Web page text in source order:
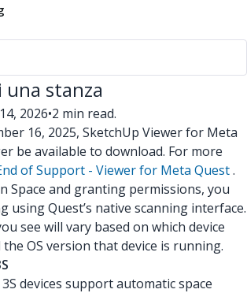
una stanza
2026•2 min read.
16, 2025, SketchUp Viewer for Meta
be available to download. For more
of Support - Viewer for Meta Quest.
Space and granting permissions, you
using Quest’s native scanning interface.
see will vary based on which device
OS version that device is running.
devices support automatic space